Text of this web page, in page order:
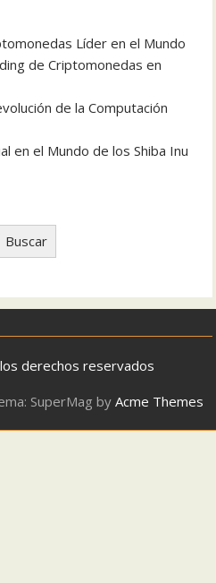
Líder en el Mundo
de Criptomonedas en
de la Computación
en el Mundo de los Shiba Inu
Buscar
derechos reservados
SuperMag by Acme Themes